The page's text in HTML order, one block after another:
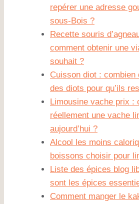
repérer une adresse
sous-Bois ?
Recette souris
comment obtenir une
souhait ?
Cuisson diot : combien
des diots pour qu’ils
Limousine vache prix :
réellement une vache
aujourd’hui ?
Alcool les moins
boissons choisir pour
Liste des épices blog
sont les épices
Comment manger le